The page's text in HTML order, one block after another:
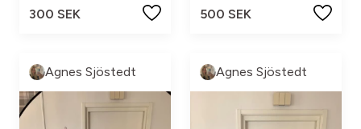
300 SEK
500 SEK
Agnes Sjöstedt Agnes Sjöstedt